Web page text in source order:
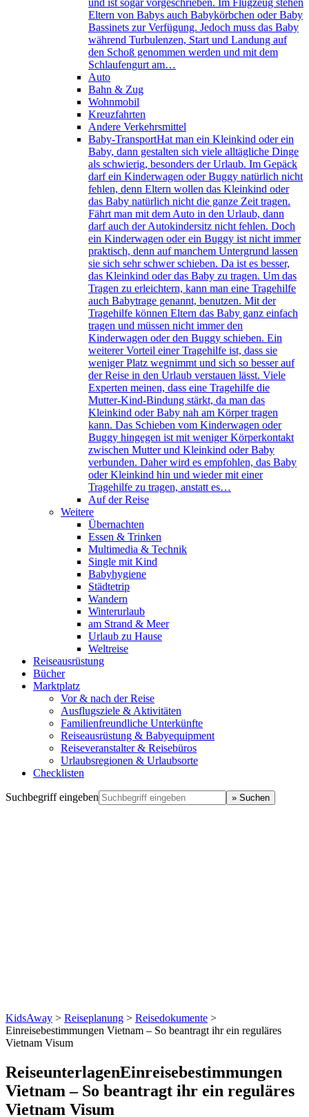
Eltern von Babys auch Babykörbchen oder Baby
Bassinets zur Verfügung. Jedoch muss das Baby
während Turbulenzen, Start und Landung auf
den Schoß genommen werden und mit dem
Schlaufengurt am…
Auto
Bahn & Zug
Wohnmobil
Kreuzfahrten
Andere Verkehrsmittel
Baby-TransportHat man ein Kleinkind oder ein
Baby, dann gestalten sich viele alltägliche Dinge
als schwierig, besonders der Urlaub. Im Gepäck
darf ein Kinderwagen oder Buggy natürlich nicht
fehlen, denn Eltern wollen das Kleinkind oder
das Baby natürlich nicht die ganze Zeit tragen.
Fährt man mit dem Auto in den Urlaub, dann
darf auch der Autokindersitz nicht fehlen. Doch
ein Kinderwagen oder ein Buggy ist nicht immer
praktisch, denn auf manchem Untergrund lassen
sie sich sehr schwer schieben. Da ist es besser,
das Kleinkind oder das Baby zu tragen. Um das
Tragen zu erleichtern, kann man eine Tragehilfe
auch Babytrage genannt, benutzen. Mit der
Tragehilfe können Eltern das Baby ganz einfach
tragen und müssen nicht immer den
Kinderwagen oder den Buggy schieben. Ein
weiterer Vorteil einer Tragehilfe ist, dass sie
weniger Platz wegnimmt und sich so besser auf
der Reise in den Urlaub verstauen lässt. Viele
Experten meinen, dass eine Tragehilfe die
Mutter-Kind-Bindung stärkt, da man das
Kleinkind oder Baby nah am Körper tragen
kann. Das Schieben vom Kinderwagen oder
Buggy hingegen ist mit weniger Körperkontakt
zwischen Mutter und Kleinkind oder Baby
verbunden. Daher wird es empfohlen, das Baby
oder Kleinkind hin und wieder mit einer
Tragehilfe zu tragen, anstatt es…
Auf der Reise
Weitere
Übernachten
Essen & Trinken
Multimedia & Technik
Single mit Kind
Babyhygiene
Städtetrip
Wandern
Winterurlaub
am Strand & Meer
Urlaub zu Hause
Weltreise
Reiseausrüstung
Bücher
Marktplatz
Vor & nach der Reise
Ausflugsziele & Aktivitäten
Familienfreundliche Unterkünfte
Reiseausrüstung & Babyequipment
Reiseveranstalter & Reisebüros
Urlaubsregionen & Urlaubsorte
Checklisten
Suchbegriff eingeben » Suchen
KidsAway > Reiseplanung > Reisedokumente >
Einreisebestimmungen Vietnam – So beantragt ihr ein reguläres
Vietnam Visum
ReiseunterlagenEinreisebestimmungen
Vietnam – So beantragt ihr ein reguläres
Vietnam Visum